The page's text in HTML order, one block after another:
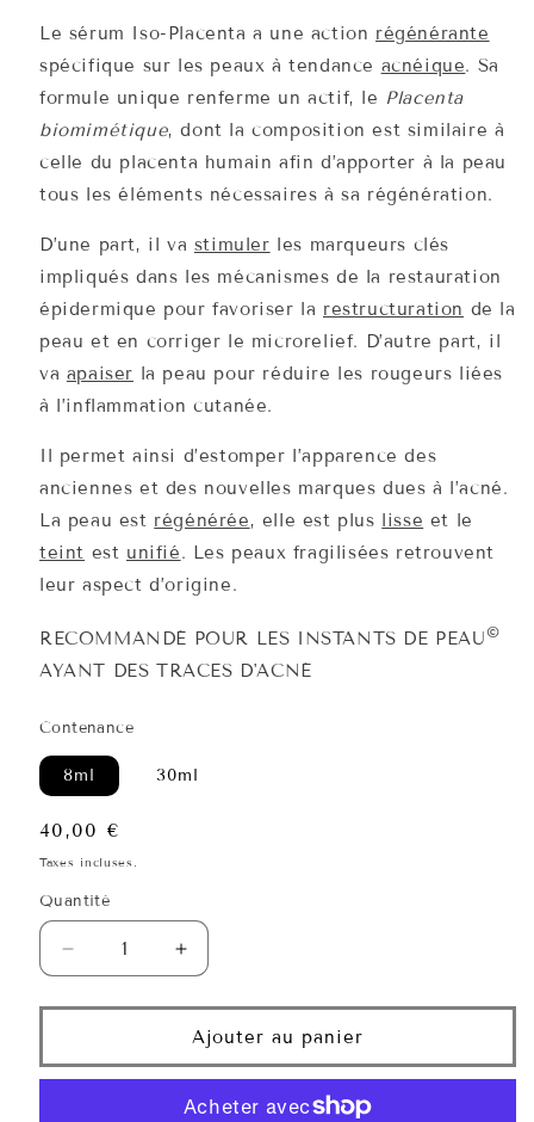
Le sérum Iso-Placenta a une action régénérante
spécifique sur les peaux à tendance acnéique. Sa
formule unique renferme un actif, le Placenta
biomimétique, dont la composition est similaire à
celle du placenta humain afin d’apporter à la peau
tous les éléments nécessaires à sa régénération.
D’une part, il va stimuler les marqueurs clés
impliqués dans les mécanismes de la restauration
épidermique pour favoriser la restructuration de la
peau et en corriger le microrelief. D’autre part, il
va apaiser la peau pour réduire les rougeurs liées
à l’inflammation cutanée.
Il permet ainsi d’estomper l’apparence des
anciennes et des nouvelles marques dues à l’acné.
La peau est régénérée, elle est plus lisse et le
teint est unifié. Les peaux fragilisées retrouvent
leur aspect d’origine.
RECOMMANDÉ POUR LES INSTANTS DE PEAU©
AYANT DES TRACES D'ACNÉ
Contenance
8ml 30ml
Prix
habituel
40,00 €
Taxes incluses.
Quantité
Quantité
Réduire
la
quantité
Sérum
Iso-
Augmenter
la
quantité
de
Sérum
Iso-
Placenta
Ajouter au panier